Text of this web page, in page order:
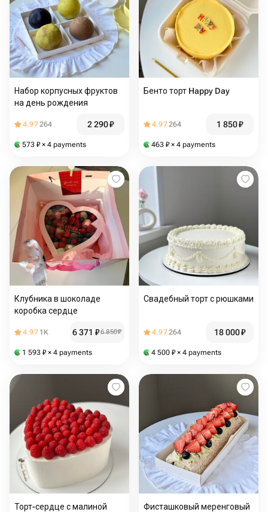
Набор корпусных фруктов
на день рождения
4.97264 2 290₽
573 ₽ × 4 payments
Бенто торт Happy Day
4.97264 1 850₽
463 ₽ × 4 payments
Клубника в шоколаде
коробка сердце
4.97 1K 6 371 ₽6 850₽
1 593 ₽ × 4 payments
Свадебный торт с рюшками
4.97264 18 000₽
4 500 ₽ × 4 payments
Торт-сердце с малиной
Фисташковый меренговый